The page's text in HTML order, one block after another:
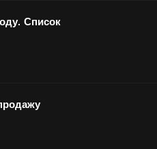
Список